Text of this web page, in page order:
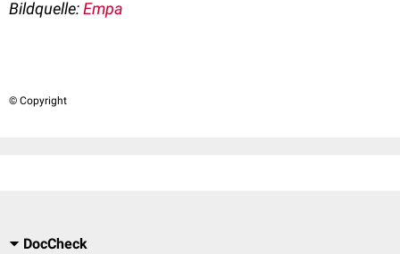
Bildquelle:Empa
© Copyright
DocCheck